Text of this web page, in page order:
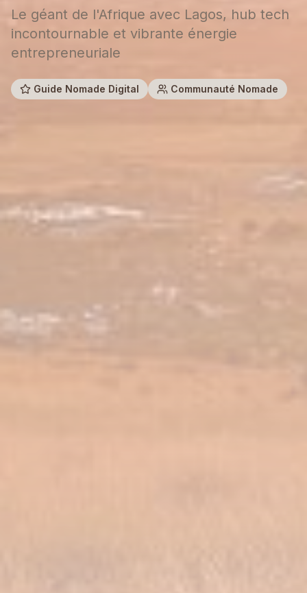
Le géant de l'Afrique avec Lagos, hub tech
incontournable et vibrante énergie
entrepreneuriale
Guide Nomade Digital Communauté Nomade